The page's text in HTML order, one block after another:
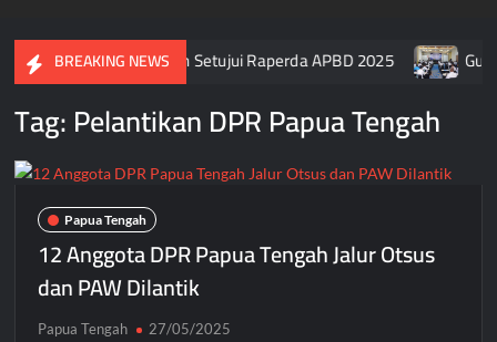
BREAKING NEWS
DPR Papua Tengah Setujui Raperda APBD 2025
Tag:Pelantikan DPR Papua Tengah
Papua Tengah
12 Anggota DPR Papua Tengah Jalur Otsus
dan PAW Dilantik
Papua Tengah 27/05/2025